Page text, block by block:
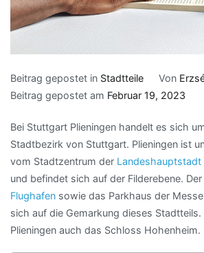
Beitrag gepostet in Stadtteile Von
Beitrag gepostet am Februar 19, 2023
Bei Stuttgart Plieningen handelt es sich
Stadtbezirk von Stuttgart. Plieningen ist
vom Stadtzentrum der Landeshauptstadt
und befindet sich auf der Filderebene. Der
Flughafen sowie das Parkhaus der
sich auf die Gemarkung dieses Stadtteils.
Plieningen auch das Schloss Hohenheim.